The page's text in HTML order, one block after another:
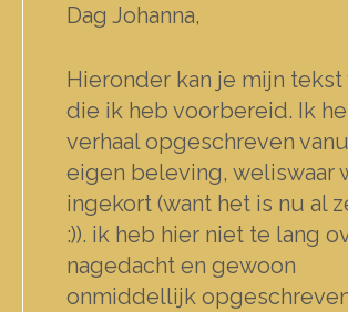
Dag Johanna,
Hieronder kan je mijn tekst
die ik heb voorbereid. Ik
verhaal opgeschreven
eigen beleving, weliswaar
ingekort (want het is nu al
:)). ik heb hier niet te lang
nagedacht en gewoon
onmiddellijk